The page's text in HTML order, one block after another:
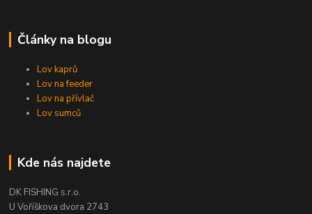
Články na blogu
Lov kaprů
Lov na feeder
Lov na přívlač
Lov sumců
Kde nás najdete
DK FISHING s.r.o.
U Voříškova dvora 2743